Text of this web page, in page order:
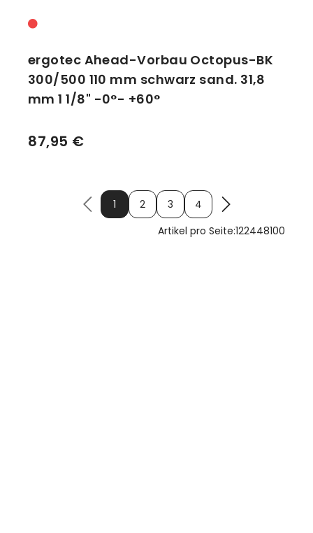
ergotec Ahead-Vorbau Octopus-BK
300/500 110 mm schwarz sand. 31,8
mm 1 1/8" -0°- +60°
87,95 €
1 2 3
4
Artikel pro Seite:122448100